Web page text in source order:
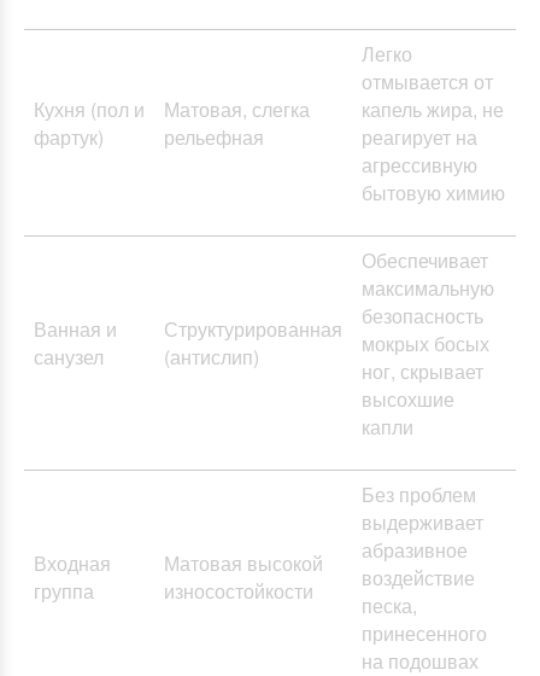
Кухня (пол и
фартук)
Матовая, слегка
рельефная
Легко
отмывается от
капель жира, не
реагирует на
агрессивную
бытовую химию
Ванная и
санузел
Структурированная
(антислип)
Обеспечивает
максимальную
безопасность
мокрых босых
ног, скрывает
высохшие
капли
Входная
группа
Матовая высокой
износостойкости
Без проблем
выдерживает
абразивное
воздействие
песка,
принесенного
на подошвах